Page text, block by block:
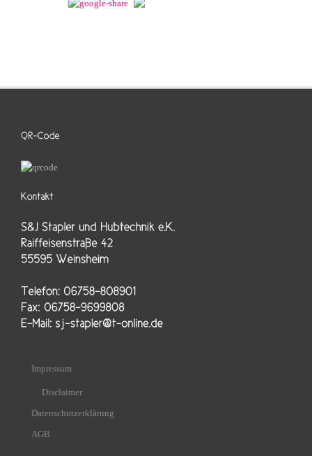
Impressum
Disclaimer
Datenschutzerklärung
AGB